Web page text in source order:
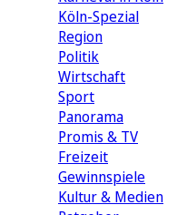
Köln-Spezial
Region
Politik
Wirtschaft
Sport
Panorama
Promis & TV
Freizeit
Gewinnspiele
Kultur & Medien